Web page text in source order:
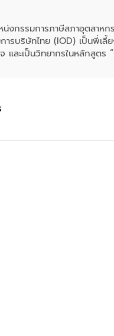
งกรรมการภาษีสภาอุตสาหก
ารบริษัทไทย (IOD) เป็นพี่เ
ละเป็นวิทยากรในหลักสูตร